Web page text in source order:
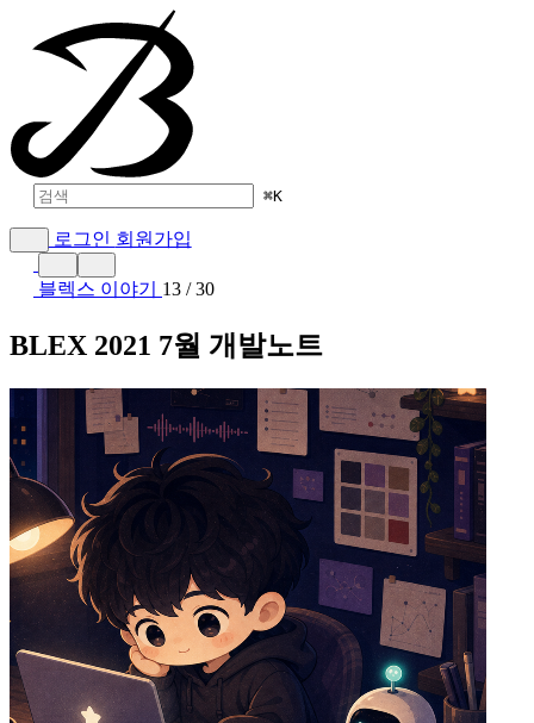
⌘K
로그인 회원가입
블렉스 이야기 13 / 30
BLEX 2021 7월 개발노트